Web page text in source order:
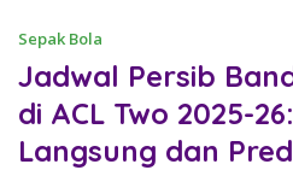
Sepak Bola
Jadwal Persib
di ACL Two 2025-
Langsung dan